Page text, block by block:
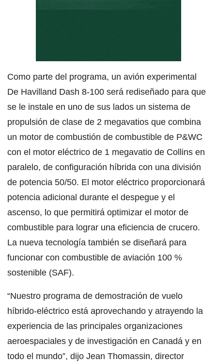
Como parte del programa, un avión experimental
De Havilland Dash 8-100 será rediseñado para que
se le instale en uno de sus lados un sistema de
propulsión de clase de 2 megavatios que combina
un motor de combustión de combustible de P&WC
con el motor eléctrico de 1 megavatio de Collins en
paralelo, de configuración híbrida con una división
de potencia 50/50. El motor eléctrico proporcionará
potencia adicional durante el despegue y el
ascenso, lo que permitirá optimizar el motor de
combustible para lograr una eficiencia de crucero.
La nueva tecnología también se diseñará para
funcionar con combustible de aviación 100 %
sostenible (SAF).
“Nuestro programa de demostración de vuelo
híbrido-eléctrico está aprovechando y atrayendo la
experiencia de las principales organizaciones
aeroespaciales y de investigación en Canadá y en
todo el mundo”, dijo Jean Thomassin, director